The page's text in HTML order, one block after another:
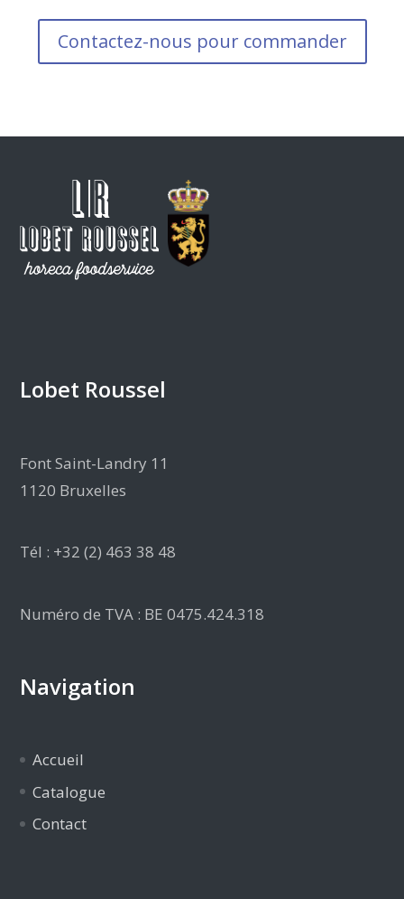
Contactez-nous pour commander
Lobet Roussel
Font Saint-Landry 11
1120 Bruxelles
Tél : +32 (2) 463 38 48
Numéro de TVA : BE 0475.424.318
Navigation
Accueil
Catalogue
Contact